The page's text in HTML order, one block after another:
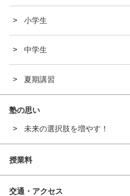
小学生
中学生
夏期講習
塾の思い
未来の選択肢を増やす！
授業料
交通・アクセス